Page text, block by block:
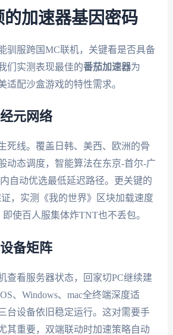
加速器基因密码
驯服跨国MC联机，关键看是否具备
们实测表现最佳的番茄加速器为
适配沙盒游戏的特性需求。
元网络
死线。覆盖日韩、美西、欧洲的骨
动态调度，智能算法在东京-首尔-广
自动优选最低延迟路径。更关键的
，实测《我的世界》区块加载速度
使百人服集体炸TNT也不丢包。
备矩阵
查看服务器状态，回家切PC继续建
、Windows、mac全终端深度适
台设备依旧稳定运行。这对需要手
其重要，双端联动时加速策略自动